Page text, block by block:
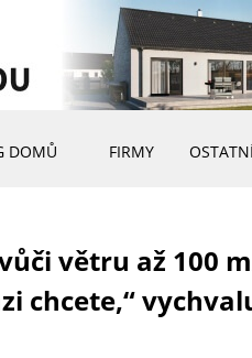
DOMŮ FIRMY
větru až 100
chcete,“